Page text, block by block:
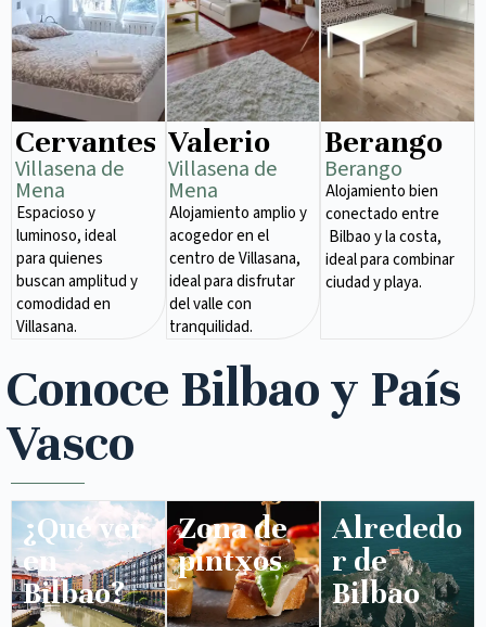
Cervantes
Villasena de
Mena​
Espacioso y
luminoso, ideal
para quienes
buscan amplitud y
comodidad en
Villasana.
Valerio
Villasena de
Mena​
Alojamiento amplio y
acogedor en el
centro de Villasana,
ideal para disfrutar
del valle con
tranquilidad.
Berango
Berango
Alojamiento bien
conectado entre
Bilbao y la costa,
ideal para combinar
ciudad y playa.
Conoce Bilbao y País
Vasco
¿Qué ver
en
Bilbao?
Zona de
pintxos​
Alrededo
r de
Bilbao